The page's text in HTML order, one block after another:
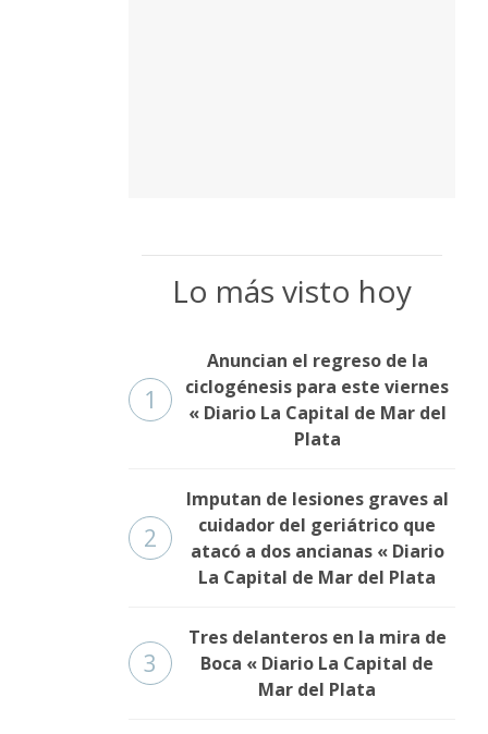
Lo más visto hoy
1
Anuncian el regreso de la
ciclogénesis para este viernes
« Diario La Capital de Mar del
Plata
2
Imputan de lesiones graves al
cuidador del geriátrico que
atacó a dos ancianas « Diario
La Capital de Mar del Plata
3
Tres delanteros en la mira de
Boca « Diario La Capital de
Mar del Plata